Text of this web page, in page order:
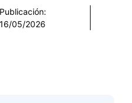
Publicación:
16/05/2026